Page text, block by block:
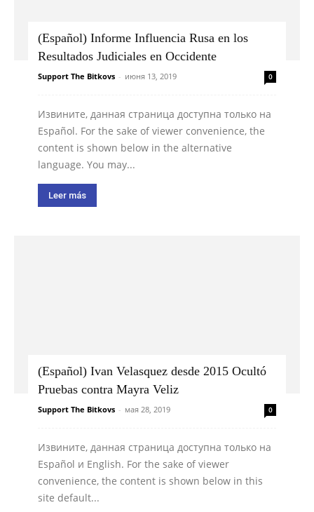
(Español) Informe Influencia Rusa en los
Resultados Judiciales en Occidente
Support The Bitkovs - июня 13, 2019 0
Извините, данная страница доступна только на
Español. For the sake of viewer convenience, the
content is shown below in the alternative
language. You may...
Leer más
(Español) Ivan Velasquez desde 2015 Ocultó
Pruebas contra Mayra Veliz
Support The Bitkovs - мая 28, 2019 0
Извините, данная страница доступна только на
Español и English. For the sake of viewer
convenience, the content is shown below in this
site default...